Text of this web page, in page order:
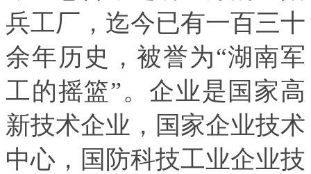
兵工厂，迄今已有一百三十
余年历史，被誉为“湖南军
工的摇篮”。企业是国家高
新技术企业，国家企业技术
中心，国防科技工业企业技